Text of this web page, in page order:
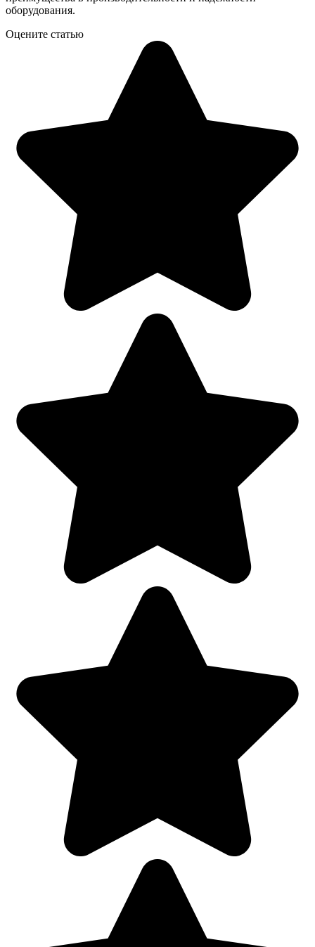
оборудования.
Оцените статью